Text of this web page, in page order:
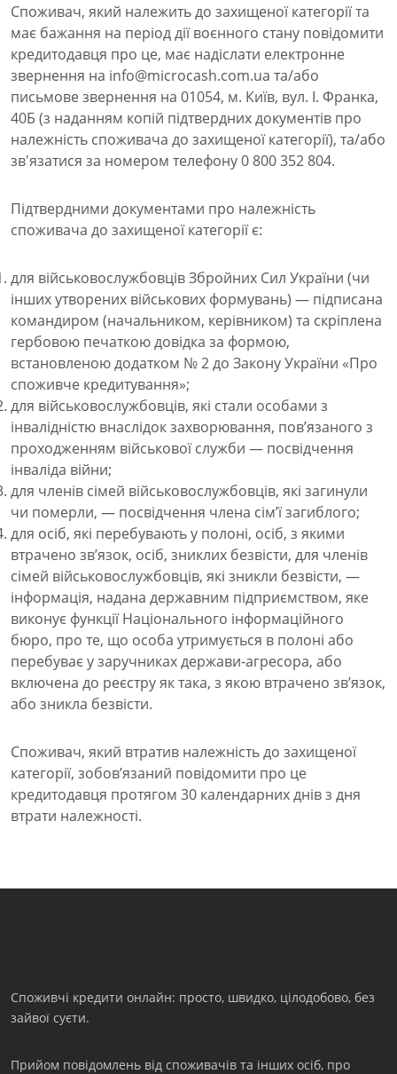
Споживач, який належить до захищеної категорії та
має бажання на період дії воєнного стану повідомити
кредитодавця про це, має надіслати електронне
звернення на info@microcash.com.ua та/або
письмове звернення на 01054, м. Київ, вул. І. Франка,
40Б (з наданням копій підтвердних документів про
належність споживача до захищеної категорії), та/або
зв'язатися за номером телефону 0 800 352 804.
Підтвердними документами про належність
споживача до захищеної категорії є:
для військовослужбовців Збройних Сил України (чи
інших утворених військових формувань) — підписана
командиром (начальником, керівником) та скріплена
гербовою печаткою довідка за формою,
встановленою додатком № 2 до Закону України «Про
споживче кредитування»;
для військовослужбовців, які стали особами з
інвалідністю внаслідок захворювання, пов’язаного з
проходженням військової служби — посвідчення
інваліда війни;
для членів сімей військовослужбовців, які загинули
чи померли, — посвідчення члена сім’ї загиблого;
для осіб, які перебувають у полоні, осіб, з якими
втрачено зв’язок, осіб, зниклих безвісти, для членів
сімей військовослужбовців, які зникли безвісти, —
інформація, надана державним підприємством, яке
виконує функції Національного інформаційного
бюро, про те, що особа утримується в полоні або
перебуває у заручниках держави-агресора, або
включена до реєстру як така, з якою втрачено зв’язок,
або зникла безвісти.
Споживач, який втратив належність до захищеної
категорії, зобов’язаний повідомити про це
кредитодавця протягом 30 календарних днів з дня
втрати належності.
Споживчі кредити онлайн: просто, швидко, цілодобово, без
зайвої суєти.
Прийом повідомлень від споживачів та інших осіб, про